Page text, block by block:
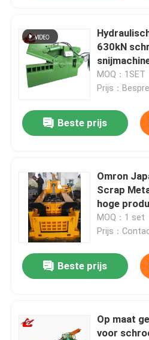
Producten
630kN
voor
MOQ：1SET
Prijs：
Beste prijs
Omron
Scrap
hoge
MOQ：1 set
Prijs：
Beste prijs
Op maat
voor